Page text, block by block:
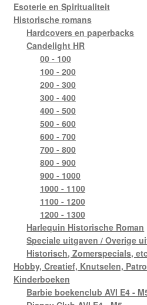
Esoterie en Spiritualiteit
Historische romans
Hardcovers en paperbacks
Candelight HR
00 - 100
100 - 200
200 - 300
300 - 400
400 - 500
500 - 600
600 - 700
700 - 800
800 - 900
900 - 1000
1000 - 1100
1100 - 1200
1200 - 1300
Harlequin Historische Roman
Speciale uitgaven / Overige
Historisch, Zomerspecials,
Hobby, Creatief, Knutselen,
Kinderboeken
Barbie boekenclub AVI E4 -